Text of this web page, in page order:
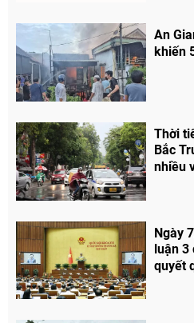
An
khiến
Thời
Bắc
nhiều
Ngày
luận 3
quyết